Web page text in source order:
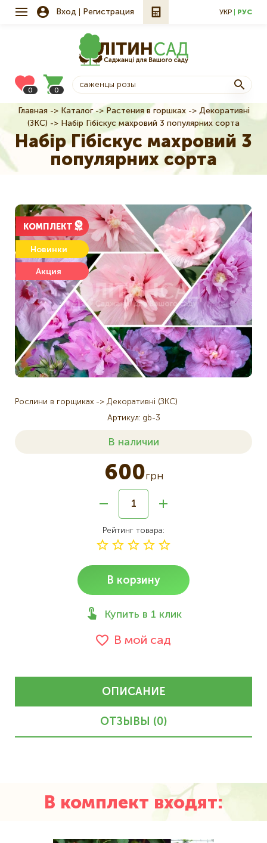
Вход Регистрация УКР РУС
0 0
Строка
навигации
Главная Каталог Растения в горшках
Декоративні
(ЗКС)
Набір Гібіскус махровий 3 популярних сорта
Набір Гібіскус махровий 3
популярних сорта
КОМПЛЕКТ
Новинки
Акция
Рослини в горщиках
Декоративні (ЗКС)
Артикул gb-3
В наличии
600грн
Рейтинг товара
В корзину
Купить в 1 клик
В мой сад
ОПИСАНИЕ
ОТЗЫВЫ (0)
В комплект входят: